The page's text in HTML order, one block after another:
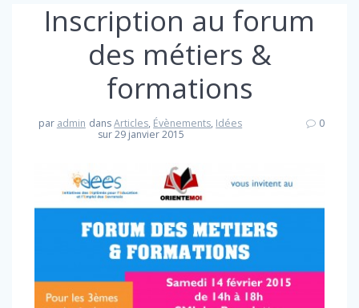
Inscription au forum
des métiers &
formations
par admin dansArticles, Évènements, Idées
sur 29 janvier 2015
0